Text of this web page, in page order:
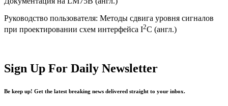
Руководство пользователя: Методы сдвига уровня сигналов
при проектировании схем интерфейса I2C (англ.)
Sign Up For Daily Newsletter
Be keep up! Get the latest breaking news delivered straight to your inbox.